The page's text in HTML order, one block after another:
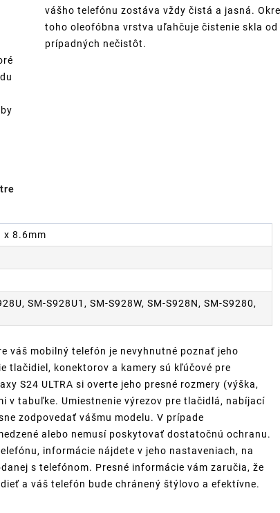
vášho telefónu zostáva vždy čistá a jasná.
toho oleofóbna vrstva uľahčuje čistenie skla od
prípadných nečistôt.
x 8.6mm
SM-S928U1, SM-S928W, SM-S928N, SM-S9280,
váš mobilný telefón je nevyhnutné poznať jeho
tlačidiel, konektorov a kamery sú kľúčové pre
S24 ULTRA si overte jeho presné rozmery (výška,
v tabuľke. Umiestnenie výrezov pre tlačidlá, nabíjací
zodpovedať vášmu modelu. V prípade
alebo nemusí poskytovať dostatočnú ochranu.
informácie nájdete v jeho nastaveniach, na
s telefónom. Presné informácie vám zaručia, že
a váš telefón bude chránený štýlovo a efektívne.